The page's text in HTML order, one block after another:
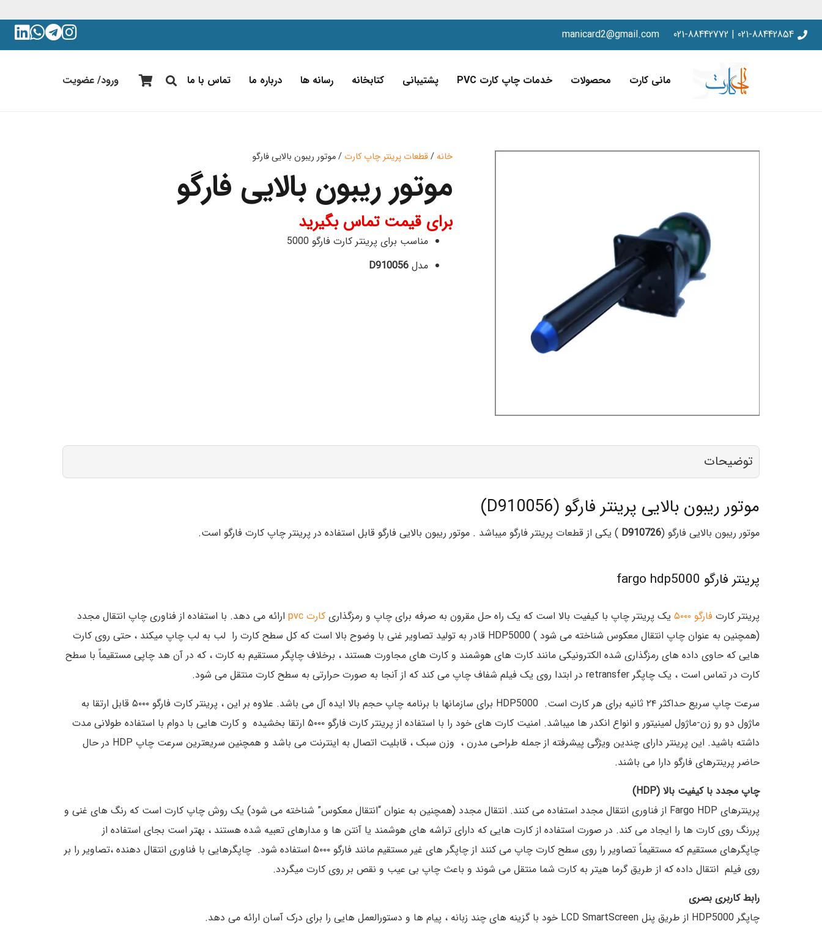
021-88442854 | 021-88442772
manicard2@gmail.com
مانی کارت محصولات خدمات چاپ کارت PVC پشتیبانی کتابخانه رسانه ها درباره ما تماس با ما ورود/ عضویت
خانه/قطعات پرینتر چاپ کارت / موتور ریبون بالایی فارگو
موتور ریبون بالایی فارگو
برای قیمت تماس بگیرید
مناسب برای پرینتر کارت فارگو 5000
مدل D910056
توضیحات
موتور ریبون بالایی پرینتر فارگو (D910056)
موتور ریبون بالایی فارگو (D910726 ) یکی از قطعات پرینتر فارگو میباشد . موتور ریبون بالایی فارگو قابل استفاده در پرینتر چاپ کارت فارگو است.
پرینتر فارگو fargo hdp5000
پرینتر کارت فارگو ۵۰۰۰ یک پرینتر چاپ با کیفیت بالا است که یک راه حل مقرون به صرفه برای چاپ و رمزگذاری کارت pvc
ارائه می دهد. با استفاده از فناوری چاپ انتقال مجدد
(همچنین به عنوان چاپ انتقال معکوس شناخته می شود ) HDP5000 قادر به تولید تصاویر غنی با وضوح بالا است که کل سطح کارت را لب به لب چاپ میکند ، حتی روی کارت
هایی که حاوی داده های رمزگذاری شده الکترونیکی مانند کارت های هوشمند و کارت های مجاورت هستند ، برخلاف چاپگر مستقیم به کارت ، که در آن هد چاپی مستقیماً با سطح
کارت در تماس است ، یک چاپگر retransfer در ابتدا روی یک فیلم شفاف چاپ می کند که از آنجا به صورت حرارتی به سطح کارت منتقل می شود.
سرعت چاپ سریع حداکثر ۲۴ ثانیه برای هر کارت است. HDP5000 برای سازمانها با برنامه چاپ حجم بالا ایده آل می باشد. علاوه بر این ، پرینتر کارت فارگو ۵۰۰۰ قابل ارتقا به
ماژول دو رو زن-ماژول لمینیتور و انواع انکدر ها میباشد. امنیت کارت های خود را با استفاده از پرینتر کارت فارگو ۵۰۰۰ ارتقا بخشیده و کارت هایی با دوام با استفاده طولانی مدت
داشته باشید. این پرینتر دارای چندین ویژگی پیشرفته از جمله طراحی مدرن ، وزن سبک ، قابلیت اتصال به اینترنت می باشد و همچنین سریعترین سرعت چاپ HDP در حال
حاضر پرینترهای فارگو دارا می باشند.
چاپ مجدد با کیفیت بالا (HDP)
پرینترهای Fargo HDP از فناوری انتقال مجدد استفاده می کنند. انتقال مجدد (همچنین به عنوان “انتقال معکوس” شناخته می شود) یک روش چاپ کارت است که رنگ های غنی و
پررنگ روی کارت ها را ایجاد می کند. در صورت استفاده از کارت هایی که دارای تراشه های هوشمند یا آنتن ها و مدارهای تعبیه شده هستند ، بهتر است بجای استفاده از
چاپگرهای مستقیم که مستقیماً تصاویر را روی سطح کارت چاپ می کنند از چاپگر های غیر مستقیم مانند فارگو ۵۰۰۰ استفاده شود. چاپگرهایی با فناوری انتقال دهنده ،تصاویر را بر
روی فیلم انتقال داده که از طریق گرما هیتر به کارت شما منتقل می شوند و باعث چاپ بی عیب و نقص بر روی کارت میگردد.
رابط کاربری بصری
چاپگر HDP5000 از طریق پنل LCD SmartScreen خود با گزینه های چند زبانه ، پیام ها و دستورالعمل هایی را برای درک آسان ارائه می دهد.